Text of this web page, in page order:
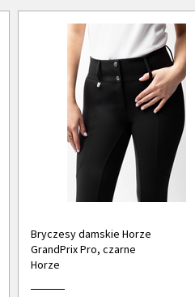
Bryczesy damskie Horze
GrandPrix Pro, czarne
Horze